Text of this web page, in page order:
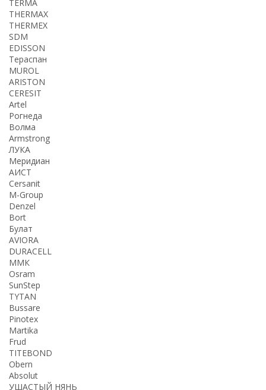
TERMA
THERMАX
THERMEX
SDM
EDISSON
Тераспан
MUROL
ARISTON
CERESIT
Artel
Рогнеда
Волма
Armstrong
ЛУКА
Меридиан
АИСТ
Cersanit
M-Group
Denzel
Bort
Булат
AVIORA
DURACELL
ММК
Osram
SunStep
TYTAN
Bussare
Pinotex
Martika
Frud
TITEBOND
Obern
Absolut
УШАСТЫЙ НЯНЬ